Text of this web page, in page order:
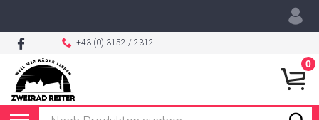
+43 (0) 3152 / 2312
0